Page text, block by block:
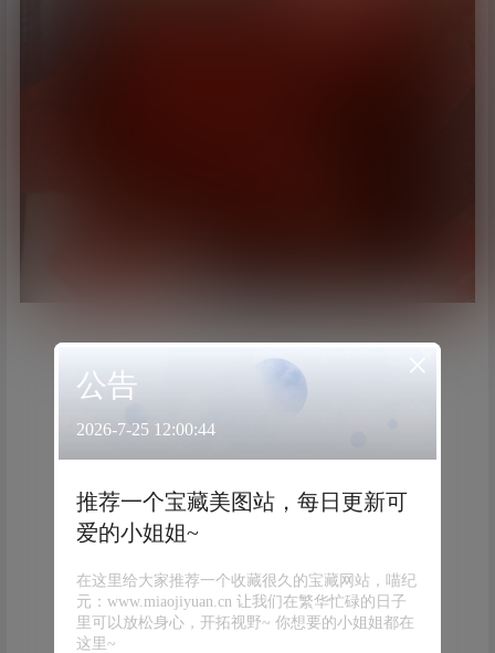
×
公告
2026-7-25 12:00:44
推荐一个宝藏美图站，每日更新可
爱的小姐姐~
在这里给大家推荐一个收藏很久的宝藏网站，喵纪
元：www.miaojiyuan.cn 让我们在繁华忙碌的日子
里可以放松身心，开拓视野~ 你想要的小姐姐都在
这里~